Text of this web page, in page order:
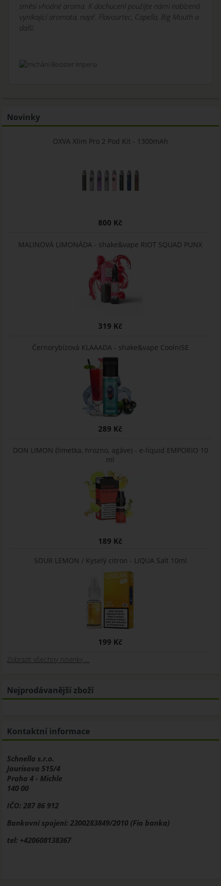
směsi vhodné aroma. K dochucení použijte námi nabízená
vynikající aromata, např. Flavourtec, Capella, Big Mouth a
další.
Novinky
OXVA Xlim Pro 2 Pod Kit - 1300mAh
800 Kč
MALINOVÁ LIMONÁDA - shake&vape RIOT SQUAD PUNX
319 Kč
Černorybízová KLAAADA - shake&vape CoolniSE
289 Kč
DON LIMON (limetka, hrozno, agáve) - e-liquid EMPORIO 10
ml
189 Kč
SOUR LEMON / Kyselý citron - LIQUA Salt 10ml
199 Kč
Zobrazit všechny novinky ...
Nejprodávanější zboží
Kontaktní informace
Schnella s.r.o.
Jaurisova 515/4
Praha 4 - Michle
140 00
IČO: 287 86 912
Bankovní spojení: 2300283849/2010 (Fio banka)
tel: +420608138367